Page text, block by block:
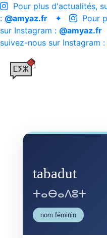
Pour plus d'actualités,
: @amyaz.fr ✦
Pour
sur Instagram : @amyaz.fr
suivez-nous sur Instagram :
tabadut
ⵜⴰⴱⴰⴷⵓⵜ
nom féminin